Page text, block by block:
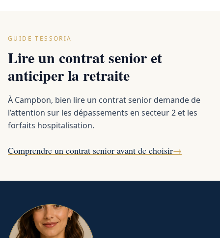
GUIDE TESSORIA
Lire un contrat senior et
anticiper la retraite
À Campbon, bien lire un contrat senior demande de
l’attention sur les dépassements en secteur 2 et les
forfaits hospitalisation.
Comprendre un contrat senior avant de choisir→